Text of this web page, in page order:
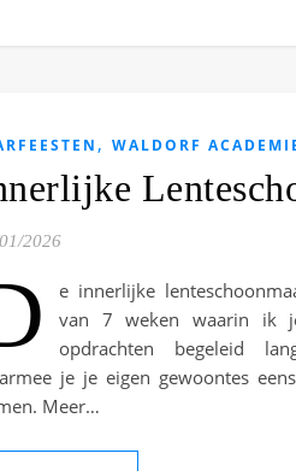
, WALDORF
2026
e innerlijke
van 7 weken waarin ik
opdrachten begeleid
je je eigen gewoontes
Meer…